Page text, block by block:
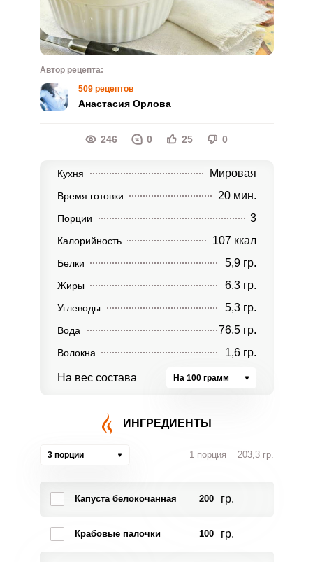
Автор рецепта:
509 рецептов
Анастасия Орлова
246 0 25 0
Кухня Мировая
Время готовки 20 мин.
Порции 3
Калорийность 107 ккал
Белки 5,9 гр.
Жиры 6,3 гр.
Углеводы 5,3 гр.
Вода 76,5 гр.
Волокна 1,6 гр.
На вес состава На 100 грамм
ИНГРЕДИЕНТЫ
3 порции 1 порция = 203,3 гр.
Капуста белокочанная 200 гр.
Крабовые палочки 100 гр.